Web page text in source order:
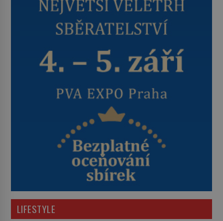
LIFESTYLE